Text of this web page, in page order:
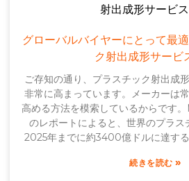
級材料を選ぶと初期費用は高くなり
晴らしいかもしれませんが、コスト
あります。そして正直なところ、部
し上げる可能性があることを、誰も
りません。部品の設計が不十分だと
コストも高くなります。正直なとこ
健全な利益を維持するためには、こ
て考慮に入れることが非常に重要で
る要因を把握できれば、より効果的
グローバルバイヤーにとって最
ク射出成形サービ
ご存知の通り、プラスチック射出成
非常に高まっています。メーカーは
高める方法を模索しているからで
のレポートによると、世界のプラス
2025年までに約3400億ドルに達す
度と性能を重視しているかを示して
続きを読む»